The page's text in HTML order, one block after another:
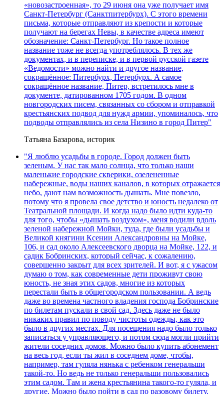
«новозастроенная», то 29 июня она уже получает имя
Санкт-Петербург (Санктпитербурх). С этого времени
письма, которые отправляют из крепости и которые
получают на берегах Невы, в качестве адреса имеют
обозначение: Санкт-Петербург. Но такое полное
название тоже не всегда употреблялось. В тех же
документах, и в переписке, и в первой русской газете
«Ведомости» можно найти и другое название,
сокращённое: Питербурх, Петербурх. А самое
сокращённое название, Питер, встретилось мне в
документе, датированном 1705 годом. В одном
новгородских писем, связанных со сбором и отправкой
крестьянских подвод для нужд армии, упоминалось, что
подводы отправлялись из села Низино в город Питер"
Татьяна Базарова, историк
"Я люблю усадьбы в городе. Город должен быть
зеленым. У нас так мало солнца, что только наши
маленькие городские скверики, озелененные
набережные, воды наших каналов, в которых отражается
небо, дают нам возможность дышать. Мне повезло,
потому что я провела свое детство и юность недалеко от
Театральной площади. И когда надо было идти куда-то
для того, чтобы «дышать воздухом», меня водили вдоль
зеленой набережной Мойки, туда, где были усадьбы и
Великой княгини Ксении Александровны на Мойке,
106, и сад около Алексеевского дворца на Мойке, 122, и
садик Бобринских, который сейчас, к сожалению,
совершенно закрыт для всех зрителей. И вот, я с ужасом
думаю о том, как современные дети проживут свою
юность, не зная этих садов, многие из которых
перестали быть в общегородском пользовании. А ведь
даже во времена частного владения господа Бобринские
по билетам пускали в свой сад. Здесь даже не было
никаких правил по поводу чистоты одежды, как это
было в других местах. Для посещения надо было только
записаться у управляющего, и потом сюда могли прийти
жители соседних домов. Можно было купить абонемент
на весь год, если ты жил в соседнем доме, чтобы,
например, там гуляла нянька с ребенком генеральши
такой-то. Но ведь не только генеральши пользовались
этим садом. Там и жена крестьянина такого-то гуляла, и
другие. Можно было пойти в сад по разовому билету.